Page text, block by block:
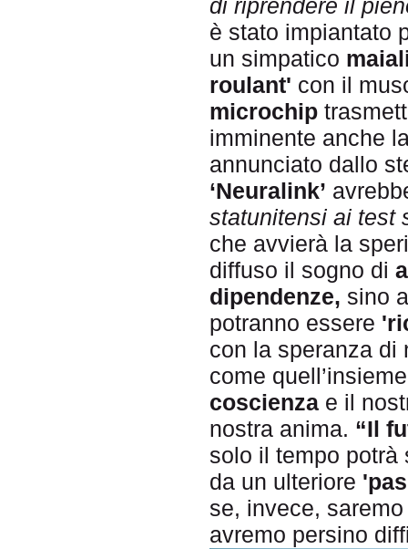
di riprendere il
è stato impiantato
un simpatico
roulant' con il
microchip
imminente anche
annunciato dallo
‘Neuralink’
statunitensi ai test
che avvierà la
diffuso il sogno di
dipendenze, sino
potranno essere
con la speranza
come
coscienza e il
nostra anima. “Il
solo il tempo
da un ulteriore
se, invece,
avremo persino